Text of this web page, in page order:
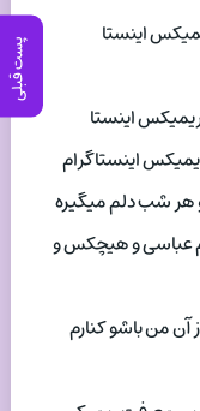
پست قبلی
اینستا
اینستا
اینستاگرام
هر شب دلم میگیره
عباسی و هیچکس و
آن من باشو کنارم